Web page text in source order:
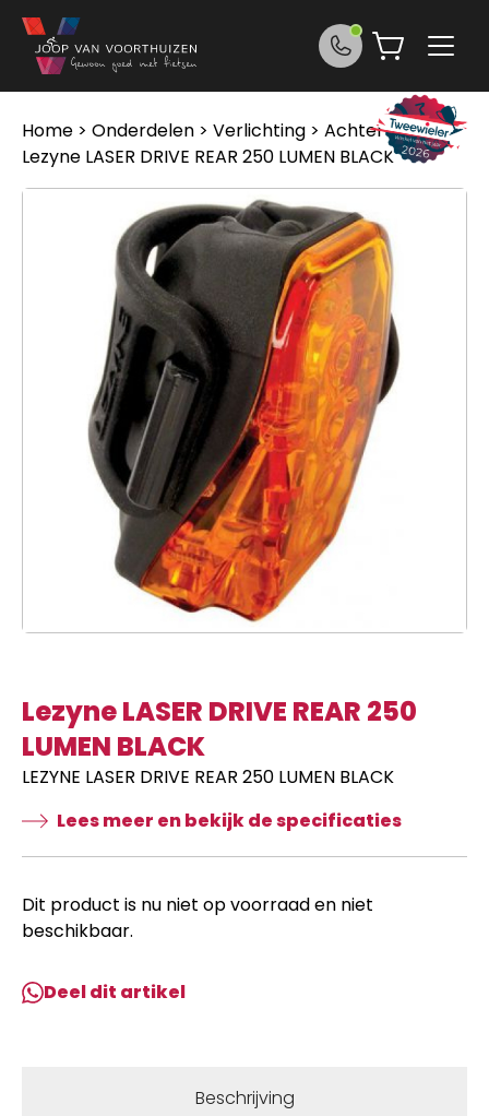
Ga naar de inhoud
Home > Onderdelen > Verlichting > Achterlichten>
Lezyne LASER DRIVE REAR 250 LUMEN BLACK
Lezyne LASER DRIVE REAR 250
LUMEN BLACK
LEZYNE LASER DRIVE REAR 250 LUMEN BLACK
Lees meer en bekijk de specificaties
Dit product is nu niet op voorraad en niet
beschikbaar.
Deel dit artikel
Beschrijving